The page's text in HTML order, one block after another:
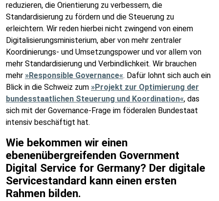
reduzieren, die Orientierung zu verbessern, die
Standardisierung zu fördern und die Steuerung zu
erleichtern. Wir reden hierbei nicht zwingend von einem
Digitalisierungsministerium, aber von mehr zentraler
Koordinierungs- und Umsetzungspower und vor allem von
mehr Standardisierung und Verbindlichkeit. Wir brauchen
mehr »Responsible Governance«. Dafür lohnt sich auch ein
Blick in die Schweiz zum »Projekt zur Optimierung der
bundesstaatlichen Steuerung und Koordination«, das
sich mit der Governance-Frage im föderalen Bundestaat
intensiv beschäftigt hat.
Wie bekommen wir einen
ebenenübergreifenden Government
Digital Service for Germany? Der digitale
Servicestandard kann einen ersten
Rahmen bilden.